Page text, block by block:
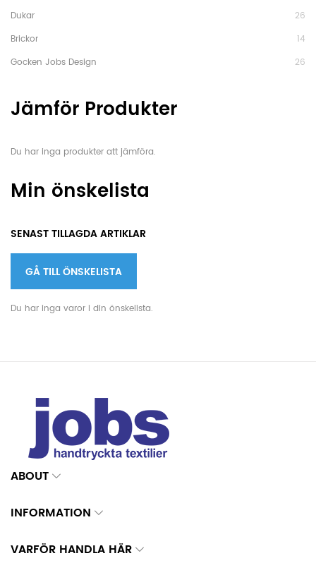
Dukar
26
Brickor
14
Gocken Jobs Design
26
Jämför Produkter
Du har inga produkter att jämföra.
Min önskelista
SENAST TILLAGDA ARTIKLAR
GÅ TILL ÖNSKELISTA
Du har inga varor i din önskelista.
ABOUT
INFORMATION
VARFÖR HANDLA HÄR